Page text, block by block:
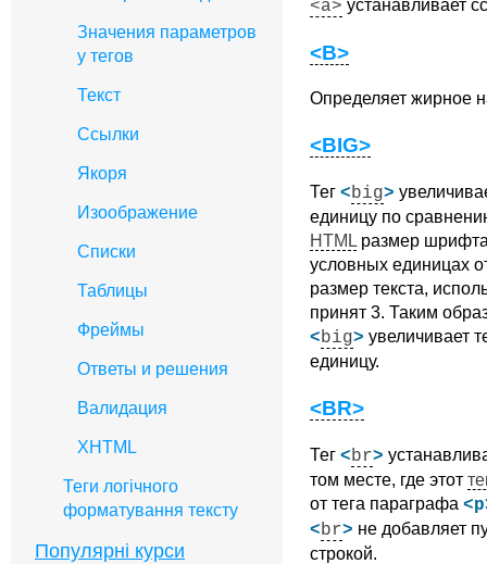
Значения параметров
у тегов
Текст
Ссылки
Якоря
Изоображение
Списки
Таблицы
Фреймы
Ответы и решения
Валидация
XHTML
Теги логічного
форматування тексту
Популярні курси
<a> устанавливает
<B>
Определяет жирное
<BIG>
Тег <big>
единицу по
HTML размер
условных единицах
размер текста,
принят 3. Таким
<big> увеличивает
единицу.
<BR>
Тег <br>
том месте, где этот
от тега параграфа
<br> не добавляет
строкой.